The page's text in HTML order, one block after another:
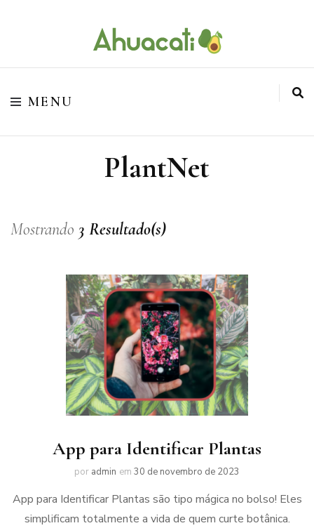
Ahuacati
O melhor da Internet em um só lugar
MENU
PlantNet
Mostrando 3 Resultado(s)
App para Identificar Plantas
por admin em 30 de novembro de 2023
App para Identificar Plantas são tipo mágica no bolso! Eles
simplificam totalmente a vida de quem curte botânica.